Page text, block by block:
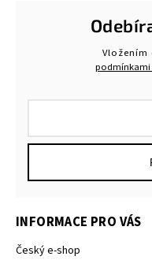
INFORMACE PRO VÁS
Český e-shop
Vložením